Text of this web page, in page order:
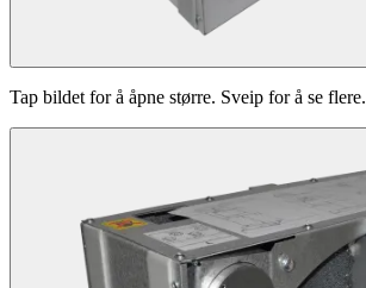
Tap bildet for å åpne større. Sveip for å se flere.